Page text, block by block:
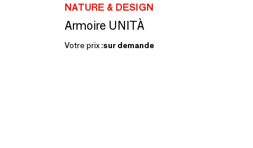
NATURE & DESIGN
Armoire UNITÀ
Votre prix :sur demande